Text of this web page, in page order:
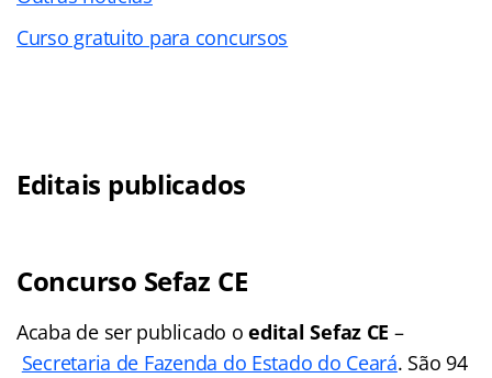
Curso gratuito para concursos
Editais publicados
Concurso Sefaz CE
Acaba de ser publicado oedital Sefaz CE –
Secretaria de Fazenda do Estado do Ceará. São 94